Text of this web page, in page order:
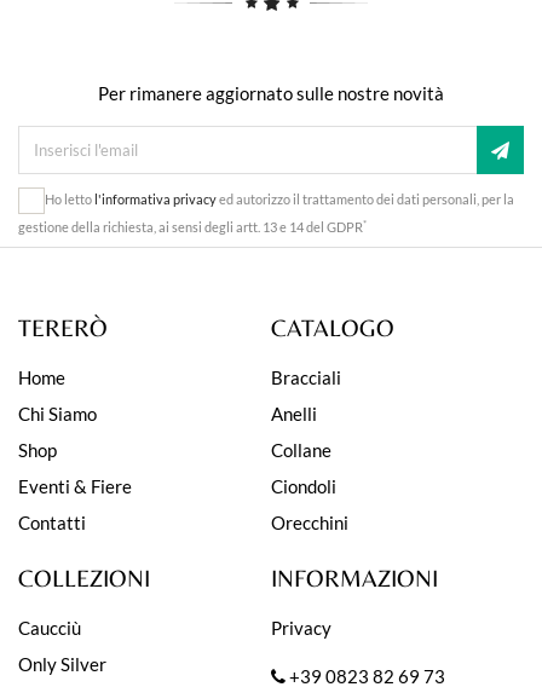
Per rimanere aggiornato sulle nostre novità
Ho letto l'informativa privacyed autorizzo il trattamento dei dati personali, per la
gestione della richiesta, ai sensi degli artt. 13 e 14 del GDPR*
TERERÒ
Home
Chi Siamo
Shop
Eventi & Fiere
Contatti
CATALOGO
Bracciali
Anelli
Collane
Ciondoli
Orecchini
COLLEZIONI
Caucciù
Only Silver
INFORMAZIONI
Privacy
+39 0823 82 69 73